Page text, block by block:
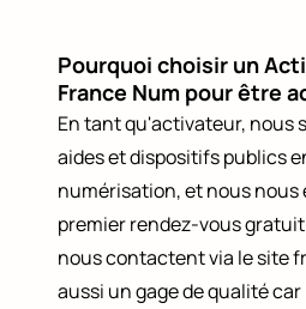
CRÉATION
Pourquoi choisir un
France Num pour être
En tant qu'activateur, nous
aides et dispositifs publics
numérisation, et nous nous
premier rendez-vous
nous contactent via le site
aussi un gage de qualité